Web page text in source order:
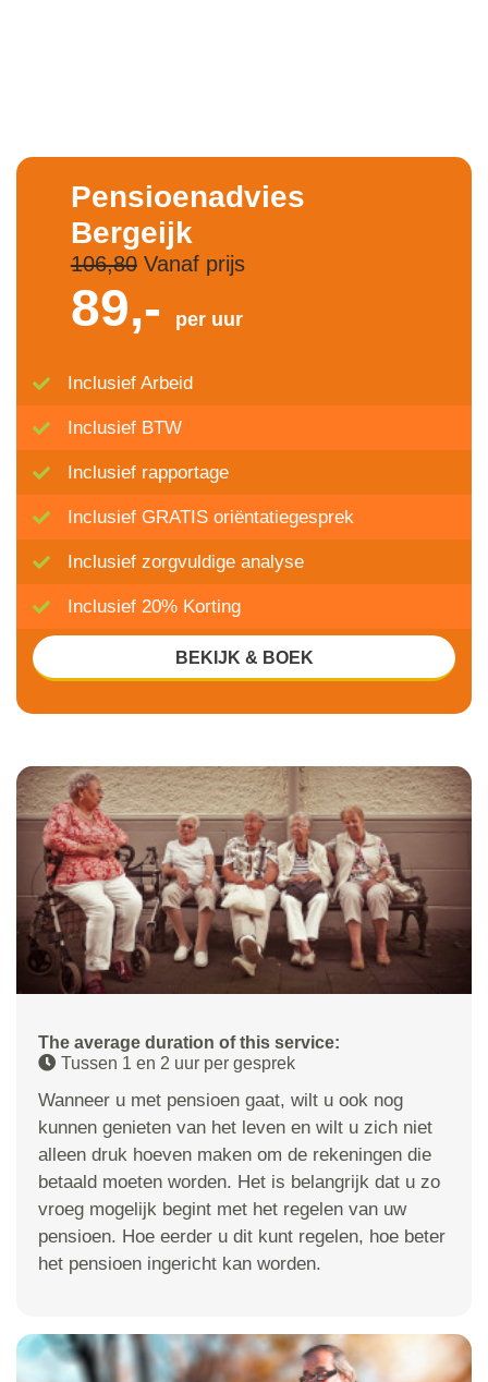
The average duration of this service:
Tussen 1 en 2 uur per gesprek
Wanneer u met pensioen gaat, wilt u ook nog
kunnen genieten van het leven en wilt u zich niet
alleen druk hoeven maken om de rekeningen die
betaald moeten worden. Het is belangrijk dat u zo
vroeg mogelijk begint met het regelen van uw
pensioen. Hoe eerder u dit kunt regelen, hoe beter
het pensioen ingericht kan worden.
Pensioenadvies
Bergeijk
106,80Vanaf prijs
89,- per uur
Inclusief Arbeid
Inclusief BTW
Inclusief rapportage
Inclusief GRATIS oriëntatiegesprek
Inclusief zorgvuldige analyse
Inclusief 20% Korting
BEKIJK & BOEK